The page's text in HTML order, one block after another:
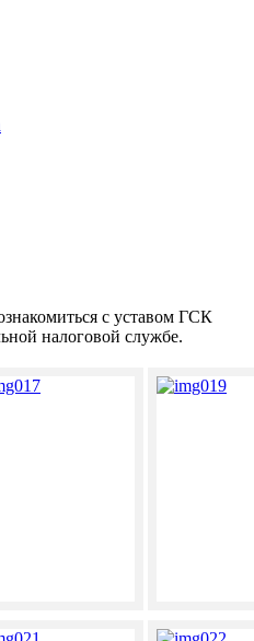
с уставом ГСК
налоговой службе.